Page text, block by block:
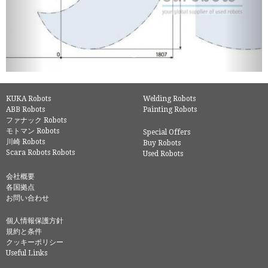
KUKA Robots
ABB Robots
ファナック Robots
モトマン Robots
川崎 Robots
Scara Robots Robots
Welding Robots
Painting Robots
Special Offers
Buy Robots
Used Robots
会社概要
各国拠点
お問い合わせ
個人情報保護方針
規約と条件
クッキーポリシー
Useful Links